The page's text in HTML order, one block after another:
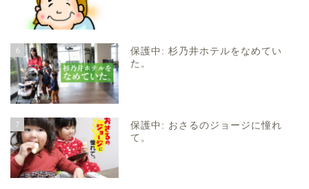
6
保護中: 杉乃井ホテルをなめてい
た。
7
保護中: おさるのジョージに憧れ
て。